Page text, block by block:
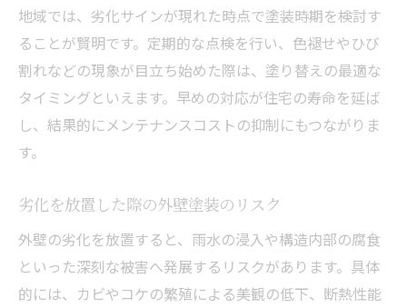
地域では、劣化サインが現れた時点で塗装時期を検討す
ることが賢明です。定期的な点検を行い、色褪せやひび
割れなどの現象が目立ち始めた際は、塗り替えの最適な
タイミングといえます。早めの対応が住宅の寿命を延ば
し、結果的にメンテナンスコストの抑制にもつながりま
す。
劣化を放置した際の外壁塗装のリスク
外壁の劣化を放置すると、雨水の浸入や構造内部の腐食
といった深刻な被害へ発展するリスクがあります。具体
的には、カビやコケの繁殖による美観の低下、断熱性能